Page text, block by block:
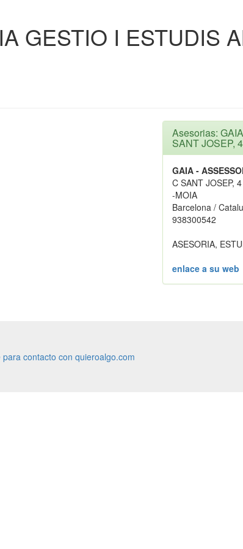
GESTIO I ESTUDIS
Asesorias:
SANT JOSEP,
GAIA -
C SANT JOSEP, 4
-MOIA
Barcelona /
938300542
ASESORIA,
enlace a su web
contacto con quieroalgo.com